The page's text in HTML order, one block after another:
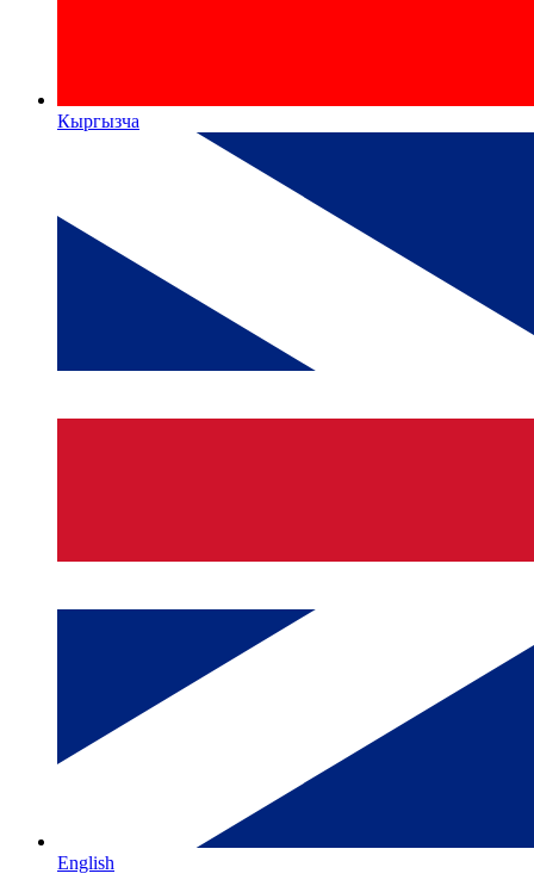
Кыргызча
English